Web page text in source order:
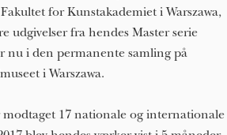
for Kunstakademiet i Warszawa,
udgivelser fra hendes Master serie
nu i den permanente samling på
i Warszawa.
17 nationale og internationale